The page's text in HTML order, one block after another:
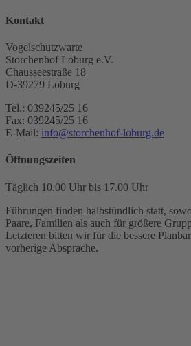
Kontakt
Vogelschutzwarte
Storchenhof Loburg e.V.
Chausseestraße 18
D-39279 Loburg
Tel.: 039245/25 16
Fax: 039245/25 16
E-Mail: info@storchenhof-loburg.de
Öffnungszeiten
Täglich 10.00 Uhr bis 17.00 Uhr
Führungen finden halbstündlich statt,
Paare, Familien als auch für größere
Letzteren bitten wir für die bessere
vorherige Absprache.